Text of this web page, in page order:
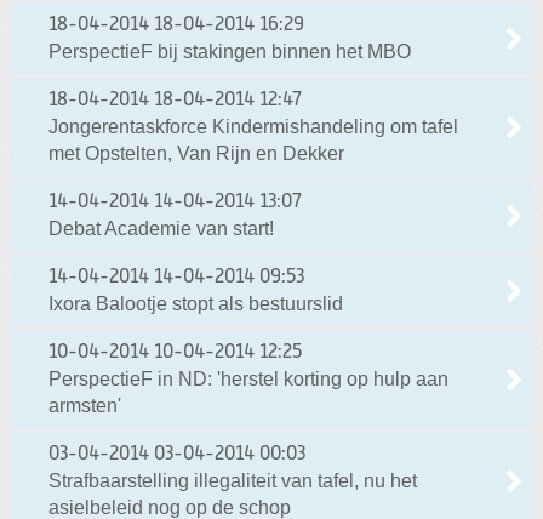
18-04-2014 18-04-2014 16:29
PerspectieF bij stakingen binnen het MBO
18-04-2014 18-04-2014 12:47
Jongerentaskforce Kindermishandeling om tafel
met Opstelten, Van Rijn en Dekker
14-04-2014 14-04-2014 13:07
Debat Academie van start!
14-04-2014 14-04-2014 09:53
Ixora Balootje stopt als bestuurslid
10-04-2014 10-04-2014 12:25
PerspectieF in ND: 'herstel korting op hulp aan
armsten'
03-04-2014 03-04-2014 00:03
Strafbaarstelling illegaliteit van tafel, nu het
asielbeleid nog op de schop